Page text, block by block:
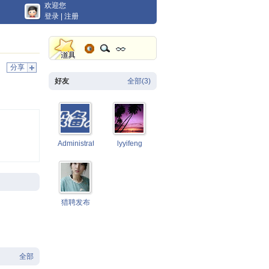
欢迎您
登录
注册
分享
全部
全部(3)
好友
Administrator lyyifeng
猎聘发布